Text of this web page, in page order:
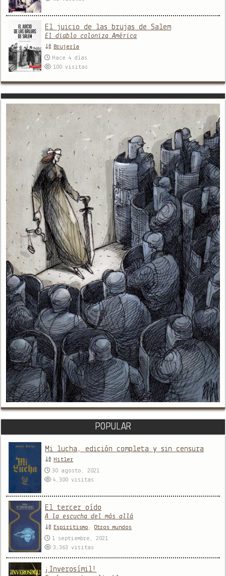
El juicio de las brujas de Salem
El diablo coloniza América
Brujería
Hace 4 días
100visitas
POPULAR
Mi lucha, edición completa y sin censura
Hitler
30 agosto, 2021
4,300visitas
El tercer oído
A la escucha del más allá
Espiritismo ,Otros mundos
1 septiembre, 2021
3,363visitas
¡Inverosímil!